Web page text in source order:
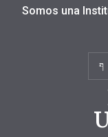
Somos una